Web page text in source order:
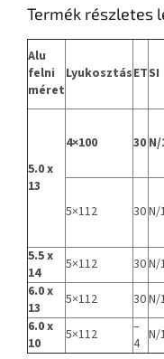
Termék részletes
Alu
felni
méret
LyukosztásETSI
5.0 x
13
4×100 30
5×112 30N/
5.5 x
14
5×112 30N/
6.0 x
13
5×112 30N/
6.0 x
10
5×112
–
4 N/